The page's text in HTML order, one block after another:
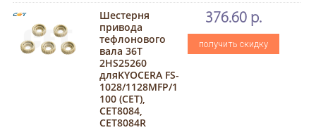
Шестерня
привода
тефлонового
вала 36T
2HS25260
дляKYOCERA FS-
1028/1128MFP/1
100 (CET),
CET8084,
CET8084R
376.60 р.
получить скидку